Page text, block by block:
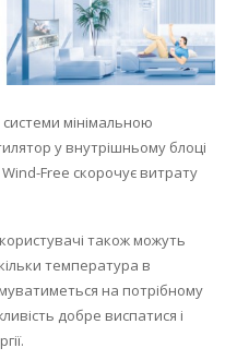
мінімальною
у внутрішньому блоці
Free скорочує витрату
також можуть
температура в
на потрібному
добре виспатися і